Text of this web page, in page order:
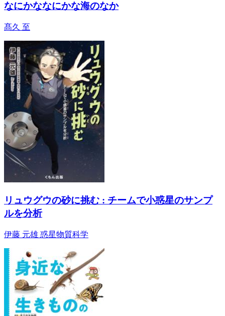
なにかななにかな海のなか
髙久 至
リュウグウの砂に挑む : チームで小惑星のサンプ
ルを分析
伊藤 元雄 惑星物質科学